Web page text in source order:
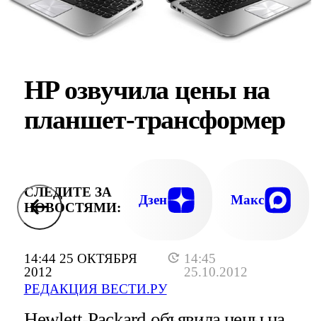
14:44 25 ОКТЯБРЯ
2012
14:45
25.10.2012
РЕДАКЦИЯ ВЕСТИ.РУ
HP озвучила цены на
планшет-трансформер
СЛЕДИТЕ ЗА
НОВОСТЯМИ:
Дзен Макс